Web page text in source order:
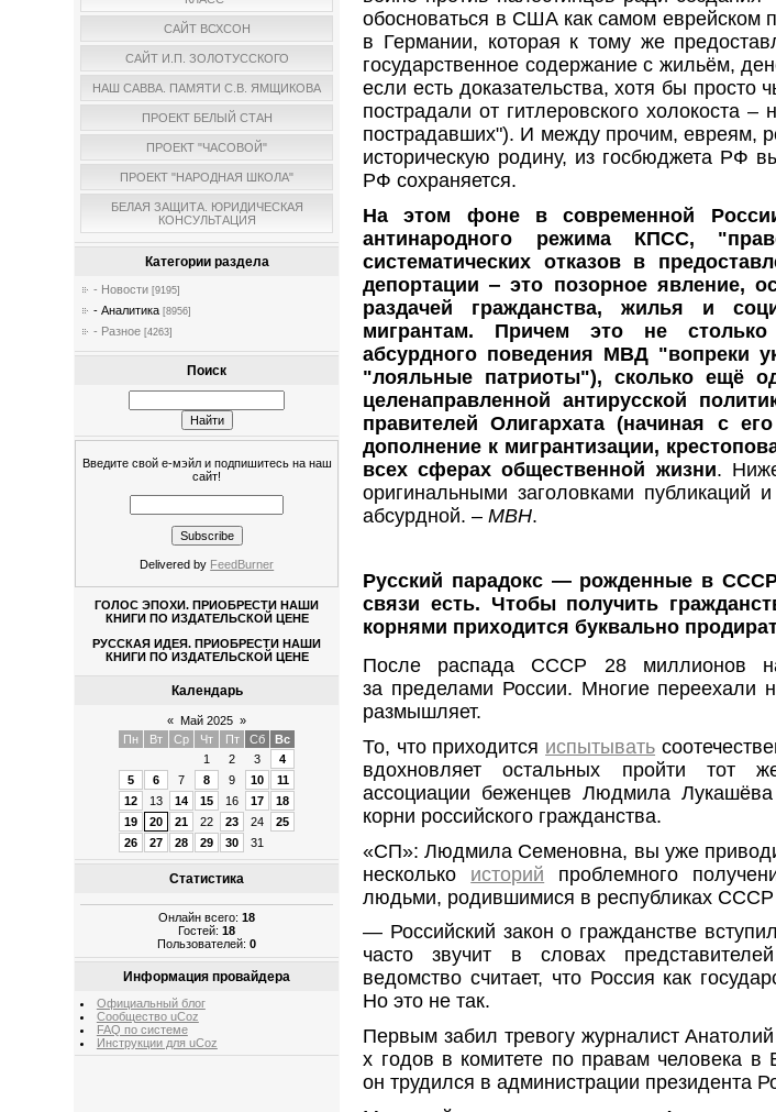
САЙТ ВСХСОН
САЙТ И.П. ЗОЛОТУССКОГО
НАШ САВВА. ПАМЯТИ С.В. ЯМЩИКОВА
ПРОЕКТ БЕЛЫЙ СТАН
ПРОЕКТ "ЧАСОВОЙ"
ПРОЕКТ "НАРОДНАЯ ШКОЛА"
БЕЛАЯ ЗАЩИТА. ЮРИДИЧЕСКАЯ
КОНСУЛЬТАЦИЯ
Категории раздела
- Новости [9195]
- Аналитика [8956]
- Разное [4263]
Поиск
Введите свой е-мэйл и подпишитесь на наш
сайт!
Delivered by FeedBurner
ГОЛОС ЭПОХИ. ПРИОБРЕСТИ НАШИ
КНИГИ ПО ИЗДАТЕЛЬСКОЙ ЦЕНЕ
РУССКАЯ ИДЕЯ. ПРИОБРЕСТИ НАШИ
КНИГИ ПО ИЗДАТЕЛЬСКОЙ ЦЕНЕ
Календарь
« Май 2025 »
Пн
Вт Ср Чт Пт Сб
Вс
1
2 3
4
5
6 7 8 9 10
11
12
13 14 15 16 17
18
19
20 21 22 23 24
25
26
27 28 29 30 31
Статистика
Онлайн всего:18
Гостей:18
Пользователей:0
Информация провайдера
Официальный блог
Сообщество uCoz
FAQ по системе
Инструкции для uCoz
обосноваться в США как самом еврейском
в Германии, которая к тому же
государственное содержание с жильём,
если есть доказательства, хотя бы просто
пострадали от гитлеровского холокоста
пострадавших"). И между прочим, евреям,
историческую родину, из госбюджета РФ
РФ сохраняется.
На этом фоне в современной
антинародного режима КПСС,
систематических отказов в
депортации ‒ это позорное явление,
раздачей гражданства, жилья и
мигрантам. Причем это не
абсурдного поведения МВД "вопреки
"лояльные патриоты"), сколько ещё
целенаправленной антирусской
правителей Олигархата (начиная с
дополнение к мигрантизации,
всех сферах общественной жизни.
оригинальными заголовками публикаций
абсурдной. ‒МВН.
Русский парадокс — рожденные в
связи есть. Чтобы получить
корнями приходится буквально
После распада СССР 28 миллионов
за пределами России. Многие переехали
размышляет.
То, что приходится испытывать
вдохновляет остальных пройти тот
ассоциации беженцев Людмила
корни российского гражданства.
«СП»: Людмила Семеновна, вы уже
несколько историй проблемного
людьми, родившимися в республиках
— Российский закон о гражданстве
часто звучит в словах
ведомство считает, что Россия как
Но это не так.
Первым забил тревогу журналист
х годов в комитете по правам человека
он трудился в администрации президента